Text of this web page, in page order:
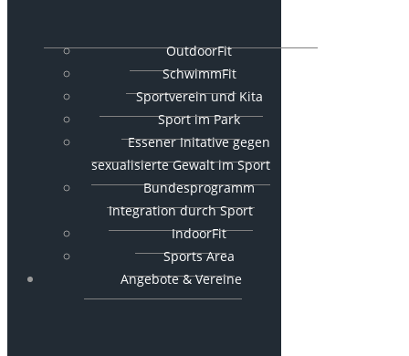
OutdoorFit
SchwimmFit
Sportverein und Kita
Sport im Park
Essener Initative gegen
sexualisierte Gewalt im Sport
Bundesprogramm
Integration durch Sport
IndoorFit
Sports Area
Angebote & Vereine